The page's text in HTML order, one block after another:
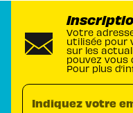
Votre
utilisée pour
sur les
pouvez vous
Pour plus
Indiquez votre